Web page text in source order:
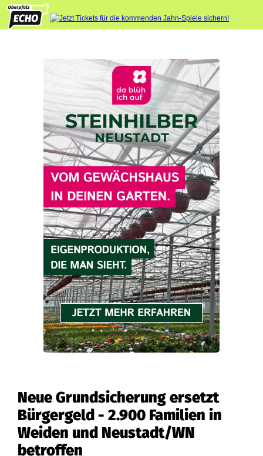
Neue Grundsicherung ersetzt
Bürgergeld - 2.900 Familien in
Weiden und Neustadt/WN
betroffen